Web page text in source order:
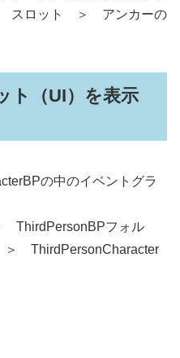
スロット ＞ アンカーの
ト（UI）を表示
の中のイベントグラ
フォル
ThirdPersonCharacter